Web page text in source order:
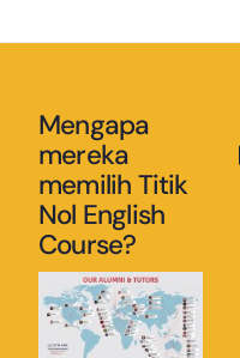
Mengapa
mereka
memilih Titik
Nol English
Course?